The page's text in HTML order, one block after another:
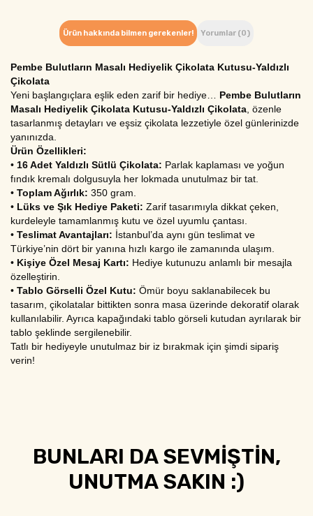
Ürün hakkında bilmen gerekenler! Yorumlar (0)
Pembe Bulutların Masalı Hediyelik Çikolata Kutusu-Yaldızlı
Çikolata
Yeni başlangıçlara eşlik eden zarif bir hediye… Pembe Bulutların
Masalı Hediyelik Çikolata Kutusu-Yaldızlı Çikolata, özenle
tasarlanmış detayları ve eşsiz çikolata lezzetiyle özel günlerinizde
yanınızda.
Ürün Özellikleri:
• 16 Adet Yaldızlı Sütlü Çikolata: Parlak kaplaması ve yoğun
fındık kremalı dolgusuyla her lokmada unutulmaz bir tat.
• Toplam Ağırlık: 350 gram.
• Lüks ve Şık Hediye Paketi: Zarif tasarımıyla dikkat çeken,
kurdeleyle tamamlanmış kutu ve özel uyumlu çantası.
• Teslimat Avantajları: İstanbul’da aynı gün teslimat ve
Türkiye’nin dört bir yanına hızlı kargo ile zamanında ulaşım.
• Kişiye Özel Mesaj Kartı: Hediye kutunuzu anlamlı bir mesajla
özelleştirin.
• Tablo Görselli Özel Kutu: Ömür boyu saklanabilecek bu
tasarım, çikolatalar bittikten sonra masa üzerinde dekoratif olarak
kullanılabilir. Ayrıca kapağındaki tablo görseli kutudan ayrılarak bir
tablo şeklinde sergilenebilir.
Tatlı bir hediyeyle unutulmaz bir iz bırakmak için şimdi sipariş
verin!
BUNLARI DA SEVMİŞTİN,
UNUTMA SAKIN :)